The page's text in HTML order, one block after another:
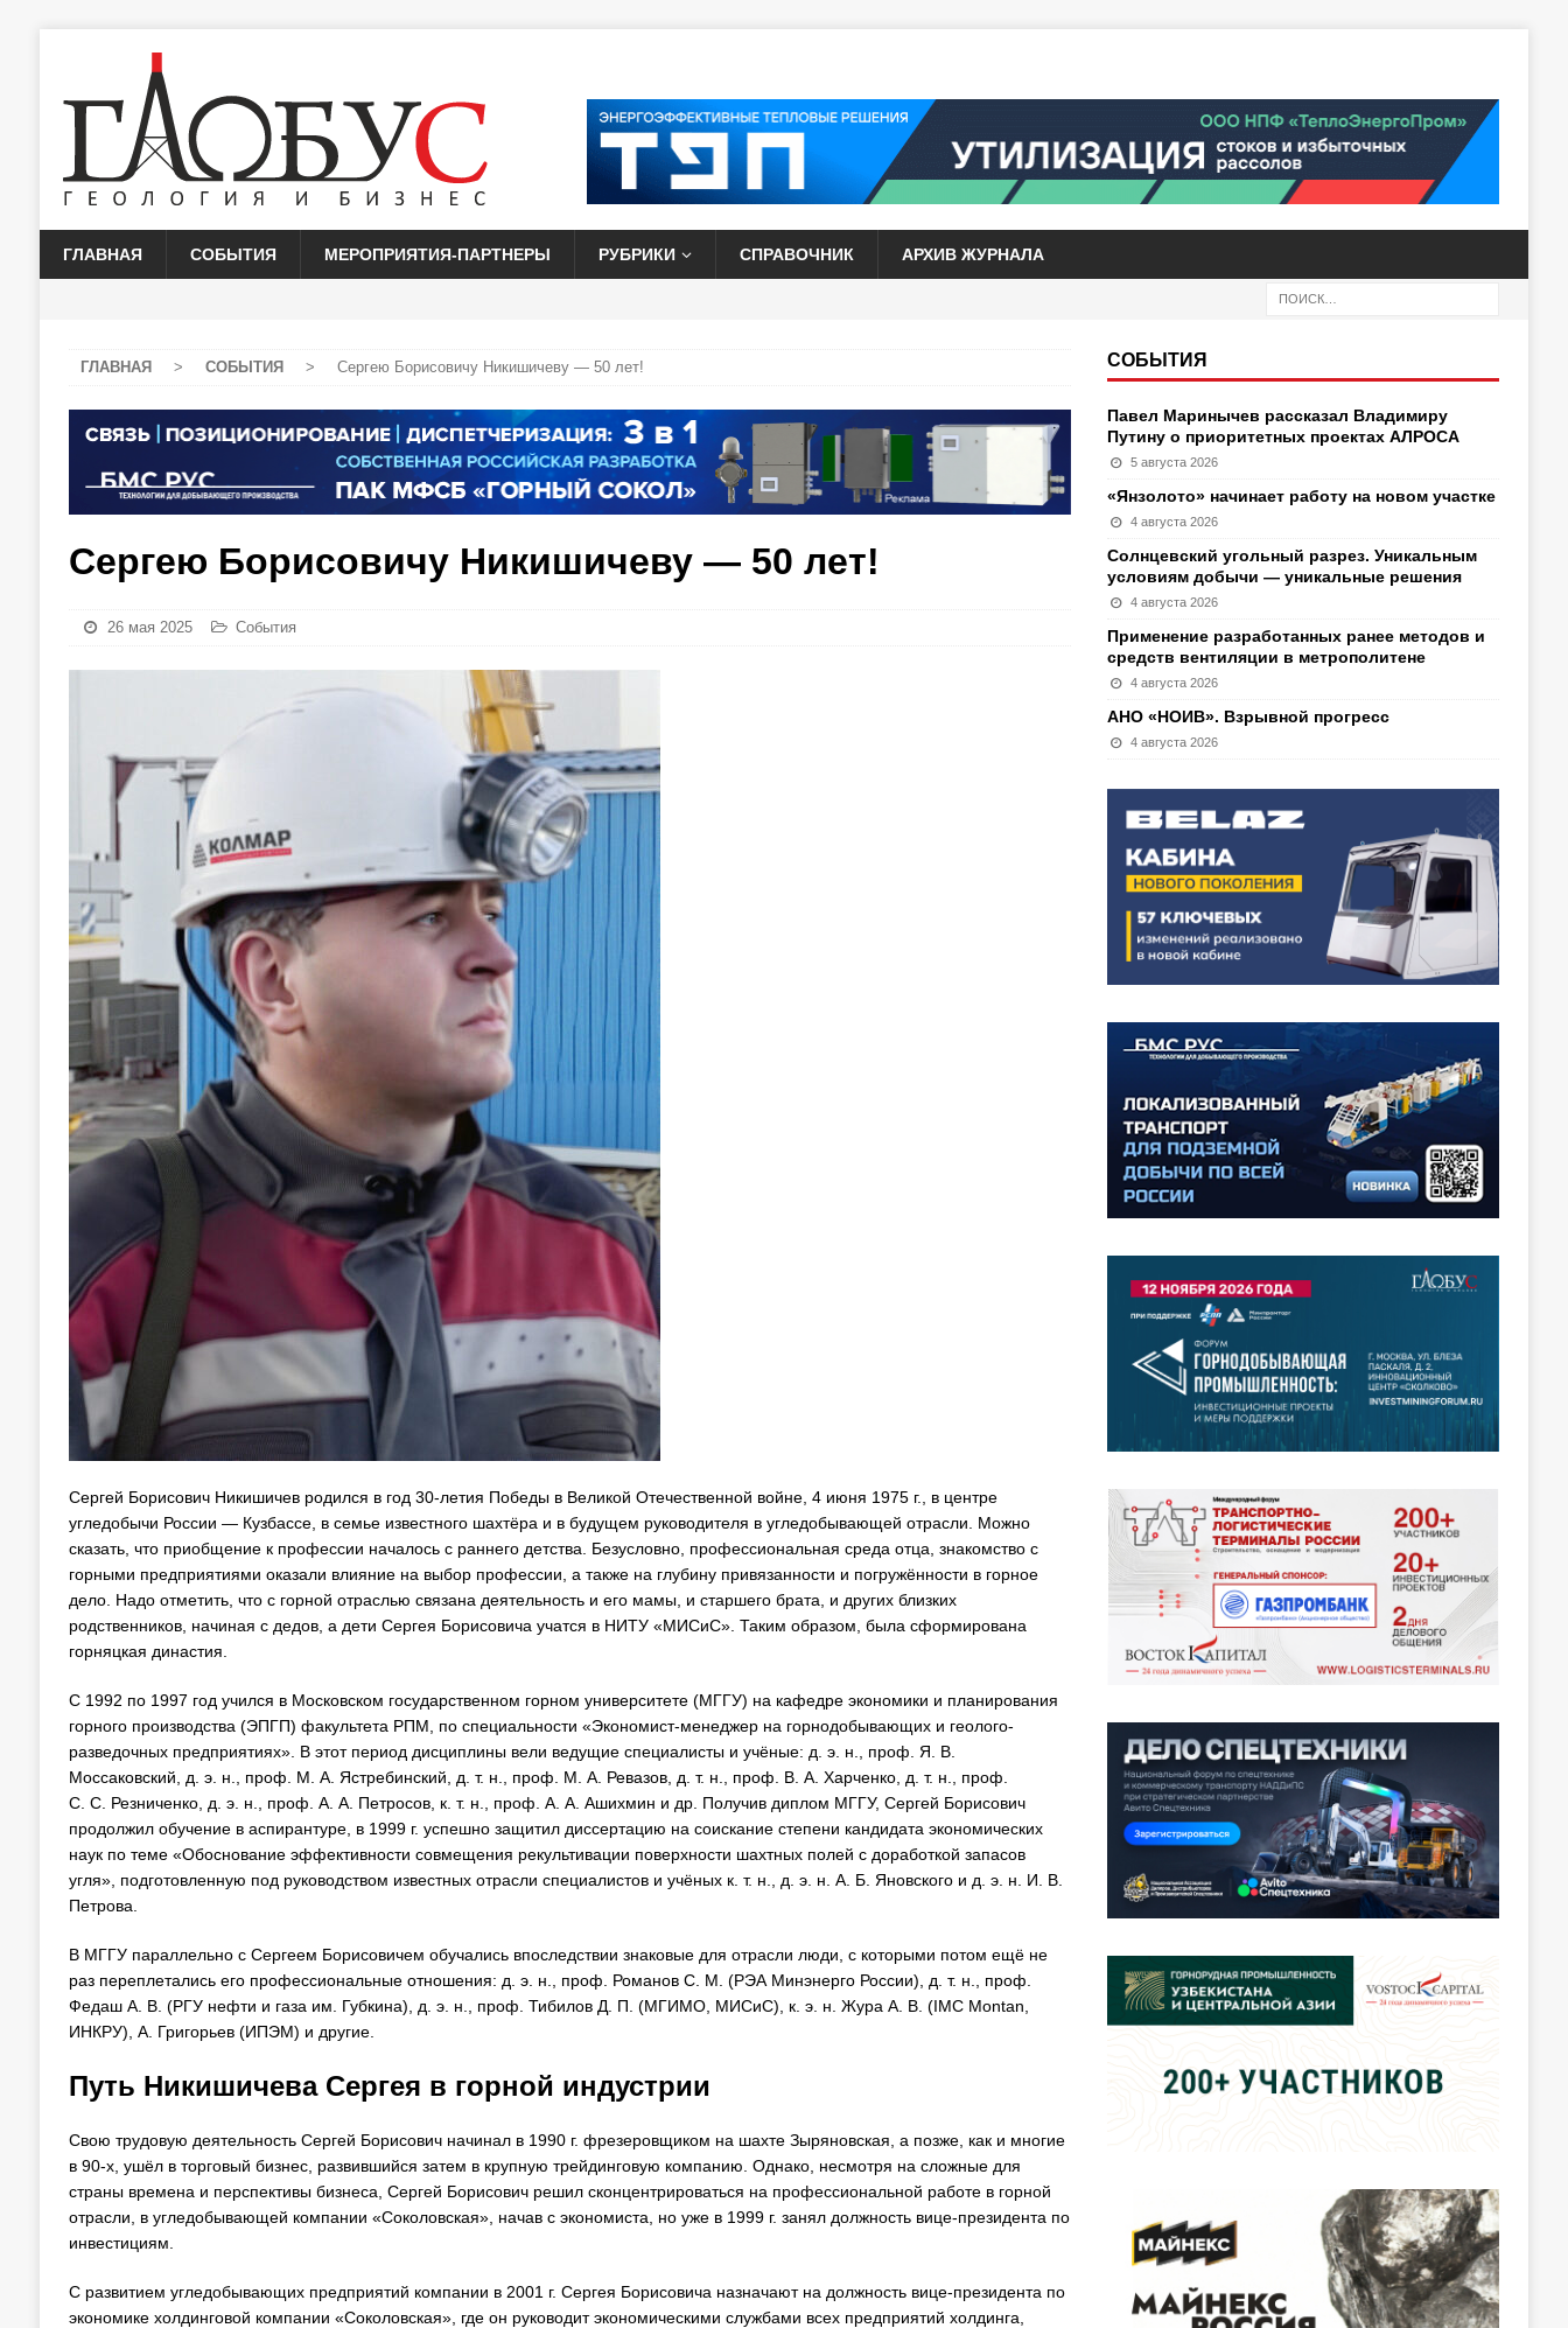
ГЛАВНАЯ СОБЫТИЯ МЕРОПРИЯТИЯ-ПАРТНЕРЫ РУБРИКИ СПРАВОЧНИК АРХИВ ЖУРНАЛА
ГЛАВНАЯ > СОБЫТИЯ > Сергею Борисовичу Никишичеву — 50 лет!
Сергею Борисовичу Никишичеву — 50 лет!
26 мая 2025 События
Сергей Борисович Никишичев родился в год 30-летия Победы в Великой Отечественной войне, 4 июня 1975 г., в центре
угледобычи России — Кузбассе, в семье известного шахтёра и в будущем руководителя в угледобывающей отрасли. Можно
сказать, что приобщение к профессии началось с раннего детства. Безусловно, профессиональная среда отца, знакомство с
горными предприятиями оказали влияние на выбор профессии, а также на глубину привязанности и погружённости в горное
дело. Надо отметить, что с горной отраслью связана деятельность и его мамы, и старшего брата, и других близких
родственников, начиная с дедов, а дети Сергея Борисовича учатся в НИТУ «МИСиС». Таким образом, была сформирована
горняцкая династия.
С 1992 по 1997 год учился в Московском государственном горном университете (МГГУ) на кафедре экономики и планирования
горного производства (ЭПГП) факультета РПМ, по специальности «Экономист-менеджер на горнодобывающих и геолого-
разведочных предприятиях». В этот период дисциплины вели ведущие специалисты и учёные: д. э. н., проф. Я. В.
Моссаковский, д. э. н., проф. М. А. Ястребинский, д. т. н., проф. М. А. Ревазов, д. т. н., проф. В. А. Харченко, д. т. н., проф.
С. С. Резниченко, д. э. н., проф. А. А. Петросов, к. т. н., проф. А. А. Ашихмин и др. Получив диплом МГГУ, Сергей Борисович
продолжил обучение в аспирантуре, в 1999 г. успешно защитил диссертацию на соискание степени кандидата экономических
наук по теме «Обоснование эффективности совмещения рекультивации поверхности шахтных полей с доработкой запасов
угля», подготовленную под руководством известных отрасли специалистов и учёных к. т. н., д. э. н. А. Б. Яновского и д. э. н. И. В.
Петрова.
В МГГУ параллельно с Сергеем Борисовичем обучались впоследствии знаковые для отрасли люди, с которыми потом ещё не
раз переплетались его профессиональные отношения: д. э. н., проф. Романов С. М. (РЭА Минэнерго России), д. т. н., проф.
Федаш А. В. (РГУ нефти и газа им. Губкина), д. э. н., проф. Тибилов Д. П. (МГИМО, МИСиС), к. э. н. Жура А. В. (IMC Montan,
ИНКРУ), А. Григорьев (ИПЭМ) и другие.
Путь Никишичева Сергея в горной индустрии
Свою трудовую деятельность Сергей Борисович начинал в 1990 г. фрезеровщиком на шахте Зыряновская, а позже, как и многие
в 90-х, ушёл в торговый бизнес, развившийся затем в крупную трейдинговую компанию. Однако, несмотря на сложные для
страны времена и перспективы бизнеса, Сергей Борисович решил сконцентрироваться на профессиональной работе в горной
отрасли, в угледобывающей компании «Соколовская», начав с экономиста, но уже в 1999 г. занял должность вице-президента по
инвестициям.
С развитием угледобывающих предприятий компании в 2001 г. Сергея Борисовича назначают на должность вице-президента по
экономике холдинговой компании «Соколовская», где он руководит экономическими службами всех предприятий холдинга,
СОБЫТИЯ
Павел Маринычев рассказал Владимиру
Путину о приоритетных проектах АЛРОСА
5 августа 2026
«Янзолото» начинает работу на новом участке
4 августа 2026
Солнцевский угольный разрез. Уникальным
условиям добычи — уникальные решения
4 августа 2026
Применение разработанных ранее методов и
средств вентиляции в метрополитене
4 августа 2026
АНО «НОИВ». Взрывной прогресс
4 августа 2026